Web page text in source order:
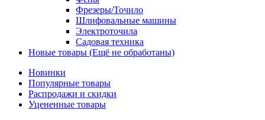
Фрезеры/Точило
Шлифовальные машины
Электроточила
Садовая техника
Новые товары (Ещё не обработаны)
Новинки
Популярные товары
Распродажи и скидки
Уцененные товары